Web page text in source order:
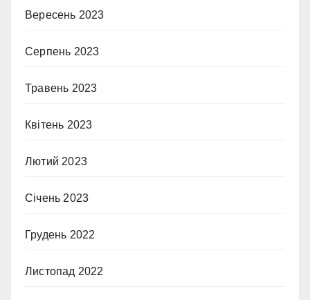
Вересень 2023
Серпень 2023
Травень 2023
Квітень 2023
Лютий 2023
Січень 2023
Грудень 2022
Листопад 2022